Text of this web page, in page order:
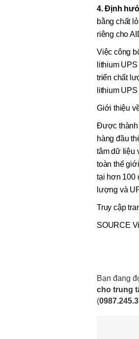
4. Định
bằng chất
riêng cho
Việc công
lithium
triển chất
lithium
Giới thiệu
Được thành
hàng đầu
tâm dữ liệu
toàn thế
tại hơn 100
lượng và
Truy cập
SOURCE
Bạn đang
cho trung
(